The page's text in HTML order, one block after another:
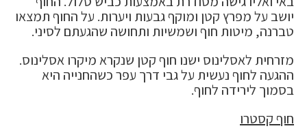
יושב על מפרץ קטן ומוקף גבעות ויערות. על החוף תמצאו
טברנה, מיטות חוף ושמשיות ותחושה שהגעתם לסיני.
מזרחית לאסלינוס ישנו חוף קטן שנקרא מיקרו אסלינוס.
ההגעה לחוף נעשית על גבי דרך עפר כשהחנייה היא
בסמוך לירידה לחוף.
חוף קסטרו